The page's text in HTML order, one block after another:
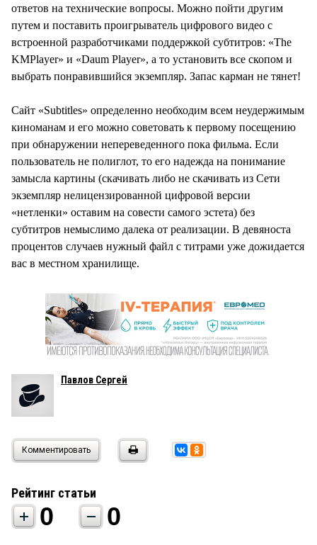
ответов на технические вопросы. Можно пойти другим
путем и поставить проигрыватель цифрового видео с
встроенной разработчиками поддержкой субтитров: «The
KMPlayer» и «Daum Player», а то установить все скопом и
выбрать понравившийся экземпляр. Запас карман не тянет!
Сайт «Subtitles» определенно необходим всем неудержимым
киноманам и его можно советовать к первому посещению
при обнаружении непереведенного пока фильма. Если
пользователь не полиглот, то его надежда на понимание
замысла картины (скачивать либо не скачивать из Сети
экземпляр нелицензированной цифровой версии
«нетленки» оставим на совести самого эстета) без
субтитров немыслимо далека от реализации. В девяноста
процентов случаев нужный файл с титрами уже дожидается
вас в местном хранилище.
Павлов Сергей
Комментировать
Рейтинг статьи
0 0